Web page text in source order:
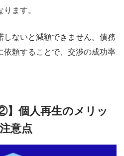
ます。
しないと減額できません。債務
依頼することで、交渉の成功率
】個人再生のメリッ
意点